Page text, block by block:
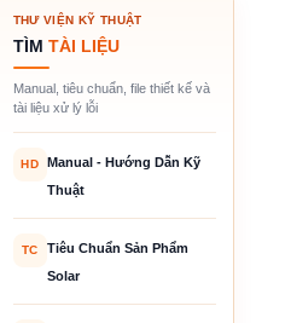
THƯ VIỆN KỸ THUẬT
TÌM TÀI LIỆU
Manual, tiêu chuẩn, file thiết kế và
tài liệu xử lý lỗi
HD
Manual - Hướng Dẫn Kỹ
Thuật
TC
Tiêu Chuẩn Sản Phẩm
Solar